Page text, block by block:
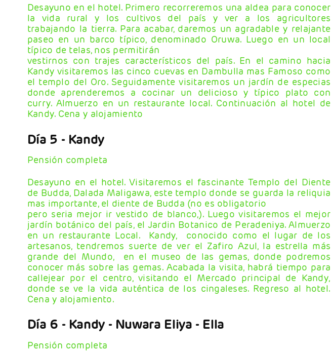
Desayuno en el hotel. Primero recorreremos una aldea para conocer
la vida rural y los cultivos del país y ver a los agricultores
trabajando la tierra. Para acabar, daremos un agradable y relajante
paseo en un barco típico, denominado Oruwa. Luego en un local
típico de telas, nos permitirán
vestirnos con trajes característicos del país. En el camino hacia
Kandy visitaremos las cinco cuevas en Dambulla mas Famoso como
el templo del Oro. Seguidamente visitaremos un jardín de especias
donde aprenderemos a cocinar un delicioso y típico plato con
curry. Almuerzo en un restaurante local. Continuación al hotel de
Kandy. Cena y alojamiento
Día 5 - Kandy
Pensión completa
Desayuno en el hotel. Visitaremos el fascinante Templo del Diente
de Budda, Dalada Maligawa, este templo donde se guarda la reliquia
mas importante, el diente de Budda (no es obligatorio
pero seria mejor ir vestido de blanco,). Luego visitaremos el mejor
jardín botánico del país, el Jardin Botanico de Peradeniya. Almuerzo
en un restaurante Local. Kandy, conocido como el lugar de los
artesanos, tendremos suerte de ver el Zafiro Azul, la estrella más
grande del Mundo, en el museo de las gemas, donde podremos
conocer más sobre las gemas. Acabada la visita, habrá tiempo para
callejear por el centro, visitando el Mercado principal de Kandy,
donde se ve la vida auténtica de los cingaleses. Regreso al hotel.
Cena y alojamiento.
Día 6 - Kandy - Nuwara Eliya - Ella
Pensión completa